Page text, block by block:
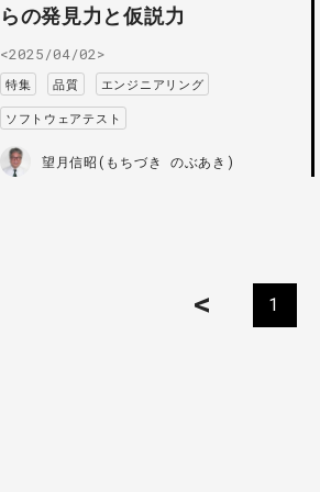
らの発見力と仮説力
<2025/04/02>
特集 品質 エンジニアリング
ソフトウェアテスト
望月信昭(もちづき のぶあき)
1
<